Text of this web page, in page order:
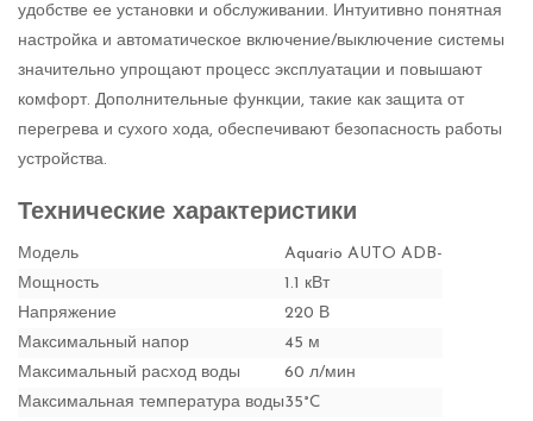
удобстве ее установки и обслуживании. Интуитивно понятная
настройка и автоматическое включение/выключение системы
значительно упрощают процесс эксплуатации и повышают
комфорт. Дополнительные функции, такие как защита от
перегрева и сухого хода, обеспечивают безопасность работы
устройства.
Технические характеристики
Модель
Aquario AUTO ADB-
Мощность
1.1 кВт
Напряжение
220 В
Максимальный напор
45 м
Максимальный расход воды
60 л/мин
Максимальная температура воды35°C